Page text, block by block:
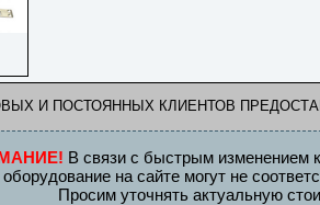
И ПОСТОЯННЫХ КЛИЕНТОВ
В связи с быстрым изменением
оборудование на сайте могут не
Просим уточнять актуальную